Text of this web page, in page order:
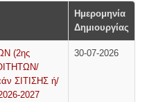
(Ε.Κ.Α.Α)
Ημερομηνία
Δημιουργίας
(2ης
ΣΙΤΙΣΗΣ ή/
2027
30-07-2026